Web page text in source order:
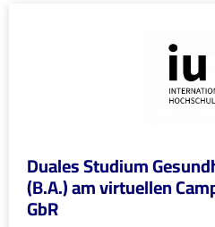
Duales Studium
(B.A.) am virtuellen
GbR